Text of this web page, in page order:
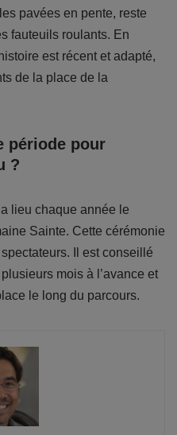
pavées en pente, reste
fauteuils roulants. En
est récent et adapté,
de la place de la
période pour
?
lieu chaque année le
Sainte. Cette cérémonie
Il est conseillé
mois à l’avance et
le long du parcours.